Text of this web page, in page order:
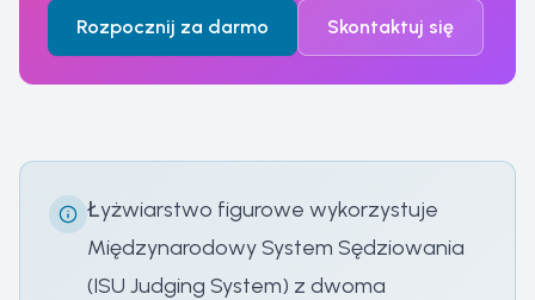
Rozpocznij za darmo Skontaktuj się
Łyżwiarstwo figurowe wykorzystuje
Międzynarodowy System Sędziowania
(ISU Judging System) z dwoma